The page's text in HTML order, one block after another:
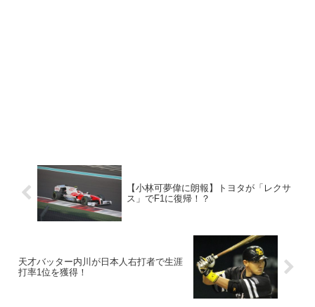
【小林可夢偉に朗報】トヨタが「レクサ
ス」でF1に復帰！？
天才バッター内川が日本人右打者で生涯
打率1位を獲得！